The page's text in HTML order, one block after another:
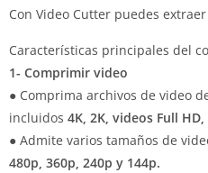
Con Video Cutter puedes
Características principales del
1- Comprimir video
● Comprima archivos de video
incluidos 4K, 2K, videos Full HD,
● Admite varios tamaños de
480p, 360p, 240p y 144p.